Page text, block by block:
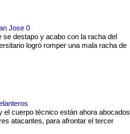
Jose 0
se destapo y acabo con la racha del
logró romper una mala racha de
el cuerpo técnico están ahora abocados
atacantes, para afrontar el tercer